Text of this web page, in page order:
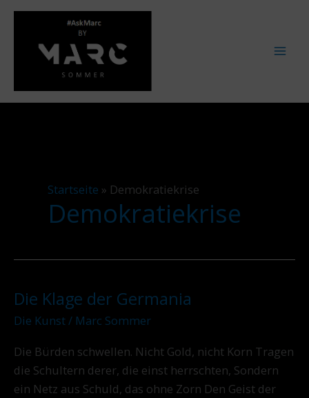
Zum
springen
Startseite » Demokratiekrise
Demokratiekrise
Die Klage der Germania
Die Kunst/ Marc Sommer
Die Bürden schwellen. Nicht Gold, nicht Korn Tragen
die Schultern derer, die einst herrschten, Sondern
ein Netz aus Schuld, das ohne Zorn Den Geist der
Die
Klage
Germania